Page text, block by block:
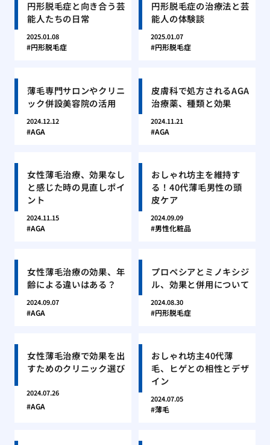
円形脱毛症と向き合う芸
能人たちの日常
2025.01.08
円形脱毛症
円形脱毛症の治療法と芸
能人の体験談
2025.01.07
円形脱毛症
薄毛専門サロンやクリニ
ック併設美容院の活用
2024.12.12
AGA
皮膚科で処方されるAGA
治療薬、種類と効果
2024.11.21
AGA
女性薄毛治療、効果なし
と感じた時の見直しポイ
ント
2024.11.15
AGA
おしゃれ坊主を維持す
る！40代薄毛男性の頭
皮ケア
2024.09.09
男性化粧品
女性薄毛治療の効果、年
齢による違いはある？
2024.09.07
AGA
プロペシアとミノキシジ
ル、効果と併用について
2024.08.30
円形脱毛症
女性薄毛治療で効果を出
すためのクリニック選び
2024.07.26
AGA
おしゃれ坊主40代薄
毛、ヒゲとの相性とデザ
イン
2024.07.05
薄毛